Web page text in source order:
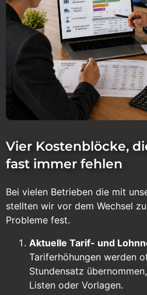
Vier Kostenblöcke,
fast immer fehlen
Bei vielen Betrieben die mit
stellten wir vor dem Wechsel
Probleme fest.
Aktuelle Tarif- und
Tariferhöhungen werden
Stundensatz
Listen oder Vorlagen.